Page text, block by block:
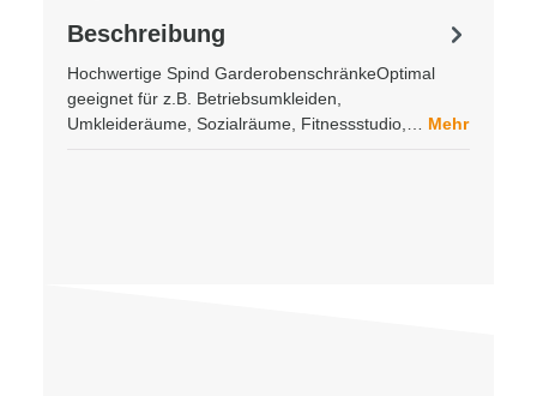
Beschreibung
Hochwertige Spind GarderobenschränkeOptimal
geeignet für z.B. Betriebsumkleiden,
Umkleideräume, Sozialräume, Fitnessstudio,… Mehr